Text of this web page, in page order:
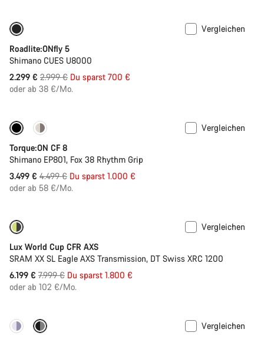
Vergleichen
Roadlite:ONfly 5
Shimano CUES U8000
2.299 € Ursprungspreis
2.999 € Du sparst 700 €
oder ab 38 €/Mo.
-22%
Vergleichen
Torque:ON CF 8
Shimano EP801, Fox 38 Rhythm Grip
3.499 € Ursprungspreis
4.499 € Du sparst 1.000 €
oder ab 58 €/Mo.
Vergleichen
Lux World Cup CFR AXS
SRAM XX SL Eagle AXS Transmission, DT Swiss XRC 1200
6.199 € Ursprungspreis
7.999 € Du sparst 1.800 €
oder ab 102 €/Mo.
-19%
Vergleichen